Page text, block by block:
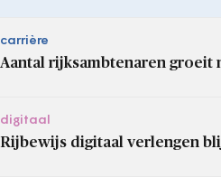
carrière
Aantal rijksambtenaren groeit
digitaal
Rijbewijs digitaal verlengen